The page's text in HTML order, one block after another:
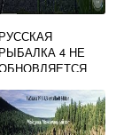
РУССКАЯ
РЫБАЛКА 4 НЕ